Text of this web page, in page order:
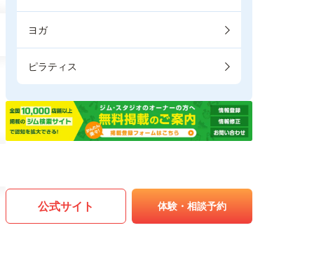
ヨガ
ピラティス
公式サイト 体験・相談予約